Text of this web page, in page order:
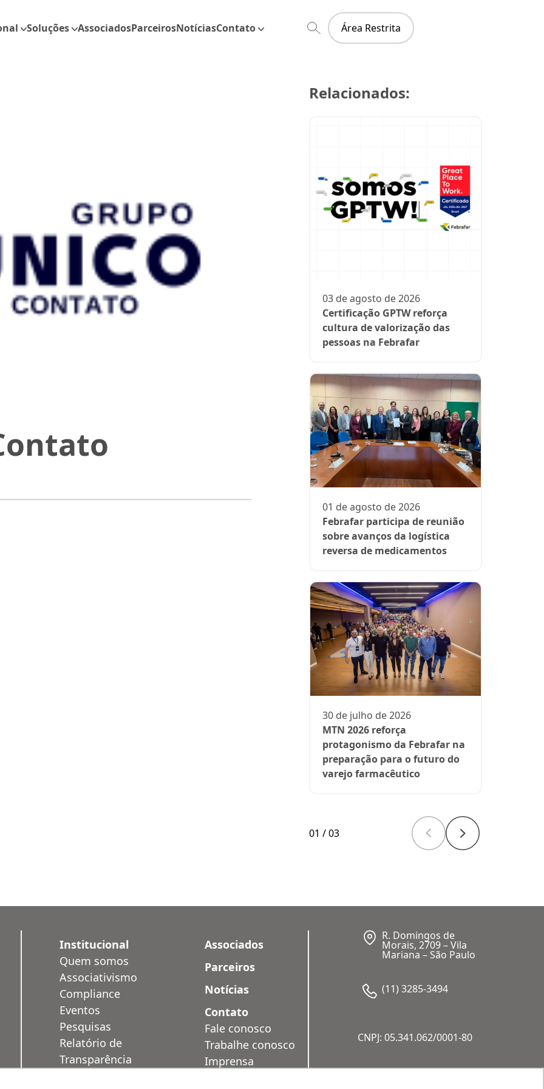
Soluções AssociadosParceirosNotíciasContato Área Restrita
Relacionados:
03 de agosto de 2026
Certificação GPTW reforça
cultura de valorização das
pessoas na Febrafar
01 de agosto de 2026
Febrafar participa de reunião
sobre avanços da logística
reversa de medicamentos
30 de julho de 2026
MTN 2026 reforça
protagonismo da Febrafar na
preparação para o futuro do
varejo farmacêutico
01 /03
Institucional
Quem somos
Associativismo
Compliance
Eventos
Pesquisas
Relatório de
Transparência
Associados
Parceiros
Notícias
Contato
Fale conosco
Trabalhe conosco
Imprensa
R. Domingos de
Morais, 2709 – Vila
Mariana – São Paulo
(11) 3285-3494
CNPJ: 05.341.062/0001-80